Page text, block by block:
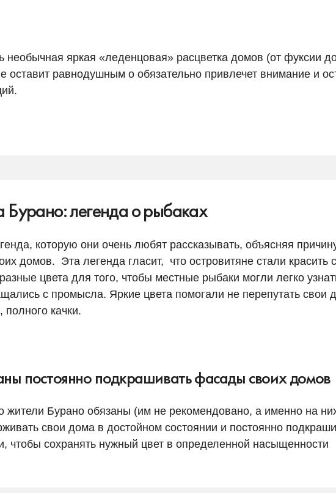
необычная яркая «леденцовая» расцветка домов (от фуксии
оставит равнодушным о обязательно привлечет внимание и
Бурано: легенда о рыбаках
которую они очень любят рассказывать, объясняя
домов. Эта легенда гласит, что островитяне стали красить
цвета для того, чтобы местные рыбаки могли легко
с промысла. Яркие цвета помогали не перепутать свои
качки.
постоянно подкрашивать фасады своих домов
жители Бурано обязаны (им не рекомендовано, а именно на
свои дома в достойном состоянии и постоянно
чтобы сохранять нужный цвет в определенной насыщенности